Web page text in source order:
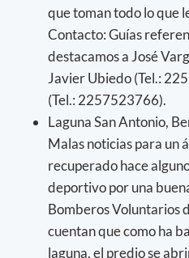
que toman todo lo que
Contacto: Guías
destacamos a José
Javier Ubiedo (Tel.:
(Tel.: 2257523766).
Laguna San Antonio,
Malas noticias para un
recuperado hace
deportivo por una
Bomberos Voluntarios
cuentan que como ha
laguna, el predio se